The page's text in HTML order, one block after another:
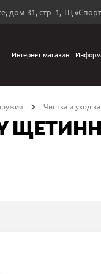
дом 31, стр. 1, ТЦ
←
Интернет магазин
Чистка и уход